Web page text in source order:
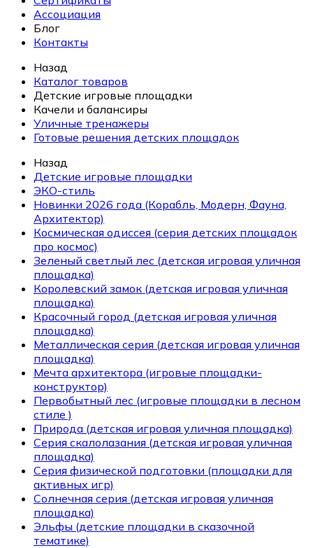
Ассоциация
Блог
Контакты
Назад
Каталог товаров
Детские игровые площадки
Качели и балансиры
Уличные тренажеры
Готовые решения детских площадок
Назад
Детские игровые площадки
ЭКО-стиль
Новинки 2026 года (Корабль, Модерн, Фауна,
Архитектор)
Космическая одиссея (серия детских площадок
про космос)
Зеленый светлый лес (детская игровая уличная
площадка)
Королевский замок (детская игровая уличная
площадка)
Красочный город (детская игровая уличная
площадка)
Металлическая серия (детская игровая уличная
площадка)
Мечта архитектора (игровые площадки-
конструктор)
Первобытный лес (игровые площадки в лесном
стиле )
Природа (детская игровая уличная площадка)
Серия скалолазания (детская игровая уличная
площадка)
Серия физической подготовки (площадки для
активных игр)
Солнечная серия (детская игровая уличная
площадка)
Эльфы (детские площадки в сказочной
тематике)